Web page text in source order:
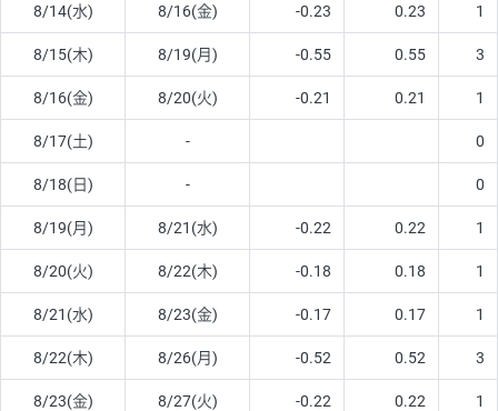
8/14(水) 8/16(金) -0.23 0.23 1
8/15(木) 8/19(月) -0.55 0.55 3
8/16(金) 8/20(火) -0.21 0.21 1
8/17(土) - 0
8/18(日) - 0
8/19(月) 8/21(水) -0.22 0.22 1
8/20(火) 8/22(木) -0.18 0.18 1
8/21(水) 8/23(金) -0.17 0.17 1
8/22(木) 8/26(月) -0.52 0.52 3
8/23(金) 8/27(火) -0.22 0.22 1